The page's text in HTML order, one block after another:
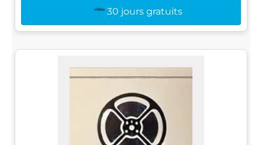
30 jours gratuits